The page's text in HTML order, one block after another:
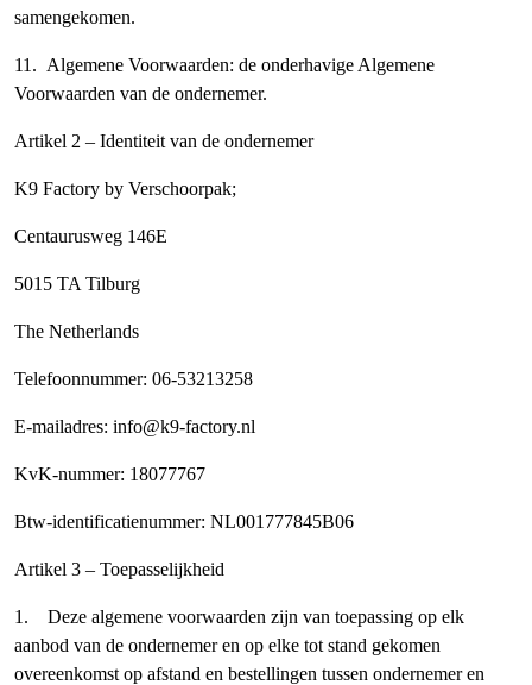
samengekomen.
11. Algemene Voorwaarden: de onderhavige Algemene
Voorwaarden van de ondernemer.
Artikel 2 – Identiteit van de ondernemer
K9 Factory by Verschoorpak;
Centaurusweg 146E
5015 TA Tilburg
The Netherlands
Telefoonnummer: 06-53213258
E-mailadres: info@k9-factory.nl
KvK-nummer: 18077767
Btw-identificatienummer: NL001777845B06
Artikel 3 – Toepasselijkheid
1. Deze algemene voorwaarden zijn van toepassing op elk
aanbod van de ondernemer en op elke tot stand gekomen
overeenkomst op afstand en bestellingen tussen ondernemer en